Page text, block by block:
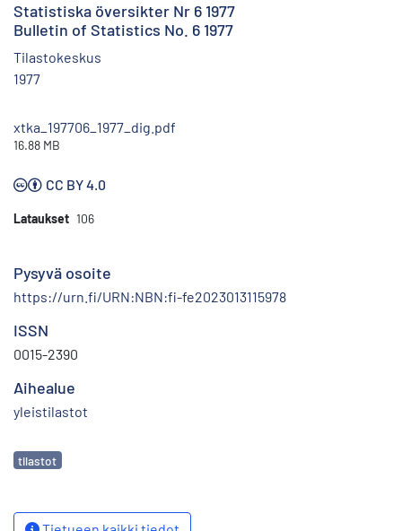
Statistiska översikter Nr 6 1977
Bulletin of Statistics No. 6 1977
Tilastokeskus
1977
xtka_197706_1977_dig.pdf
16.88 MB
CC BY 4.0
Lataukset 106
Pysyvä osoite
https://urn.fi/URN:NBN:fi-fe2023013115978
ISSN
0015-2390
Aihealue
yleistilastot
Avainsanat
tilastot